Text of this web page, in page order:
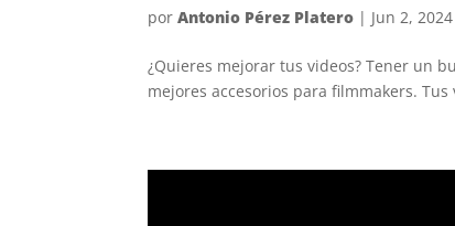
porAntonio Pérez Platero | Jun 2, 2024
¿Quieres mejorar tus videos? Tener un
mejores accesorios para filmmakers.